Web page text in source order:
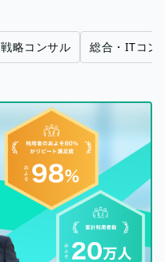
戦略コンサル 総合・ITコン